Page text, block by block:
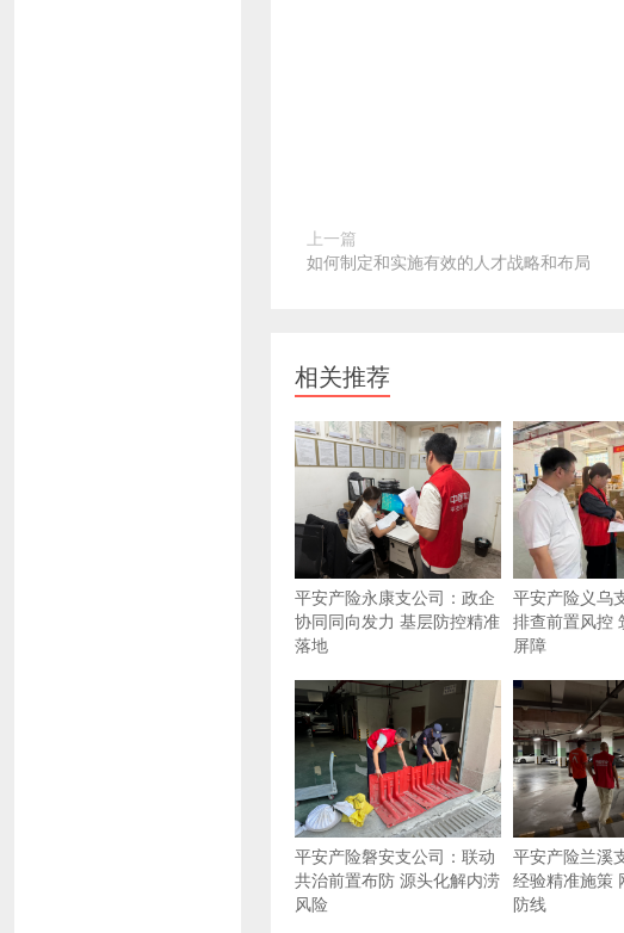
上一篇
如何制定和实施有效的人才战略和布局
相关推荐
平安产险永康支公司：政企
协同同向发力 基层防控精准
落地
平安产险义乌
排查前置风控
屏障
平安产险磐安支公司：联动
共治前置布防 源头化解内涝
风险
平安产险兰溪
经验精准施策
防线